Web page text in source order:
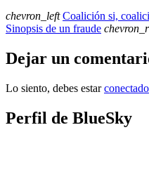
chevron_left Coalición si,
Sinopsis de un fraude
Dejar un
Lo siento, debes estarconectado
Perfil de BlueSky